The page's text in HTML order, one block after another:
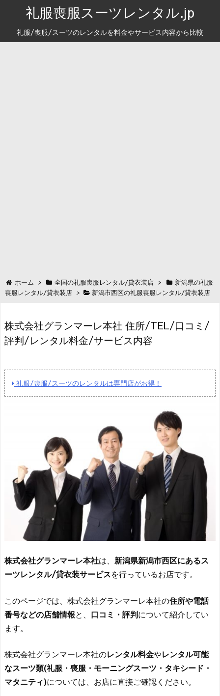
礼服喪服スーツレンタル.jp
礼服/喪服/スーツのレンタルを料金やサービス内容から比較
ホーム > 全国の礼服喪服レンタル/貸衣装店 >
新潟県の礼服
喪服レンタル/貸衣装店 > 新潟市西区の礼服喪服レンタル/貸衣装店
株式会社グランマーレ本社 住所/TEL/口コミ/
評判/レンタル料金/サービス内容
礼服/喪服/スーツのレンタルは専門店がお得！
株式会社グランマーレ本社は、 新潟県新潟市西区にあるス
ーツレンタル/貸衣装サービスを行っているお店です。
このページでは、株式会社グランマーレ本社の住所や電話
番号などの店舗情報と、 口コミ・評判について紹介してい
ます。
株式会社グランマーレ本社のレンタル料金やレンタル可能
なスーツ類(礼服・喪服・モーニングスーツ・タキシード・
マタニティ)については、お店に直接ご確認ください。